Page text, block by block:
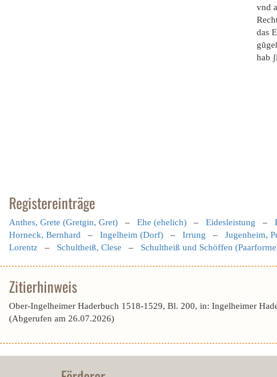
vnd
das
hab
Registereinträge
Anthes, Grete (Gretgin, Gret) – Ehe (ehelich) – Eidesleistung –
Horneck, Bernhard – Ingelheim (Dorf) – Irrung – Jugenheim,
Lorentz – Schultheiß, Clese – Schultheiß und Schöffen
Zitierhinweis
Ober-Ingelheimer Haderbuch 1518-1529, Bl. 200, in: Ingelheimer
(Abgerufen am 26.07.2026)